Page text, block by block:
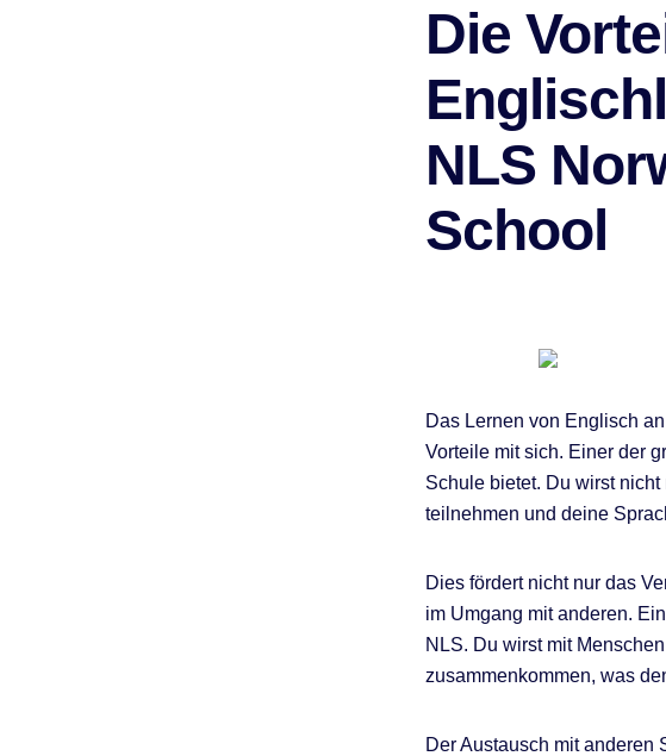
Die
NLS
School
Das Lernen von Englisch
Vorteile mit sich. Einer der
Schule bietet. Du wirst
teilnehmen und deine
Dies fördert nicht nur das
im Umgang mit anderen.
NLS. Du wirst mit
zusammenkommen, was
Der Austausch mit anderen